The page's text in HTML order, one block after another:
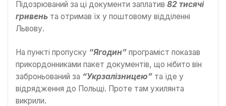
Підозрюваний за ці документи заплатив 82 тисячі
гривень та отримав їх у поштовому відділенні
Львову.
На пункті пропуску “Ягодин” програміст показав
прикордонниками пакет документів, що нібито він
заброньований за “Укрзалізницею” та їде у
відрядження до Польщі. Проте там ухилянта
викрили.